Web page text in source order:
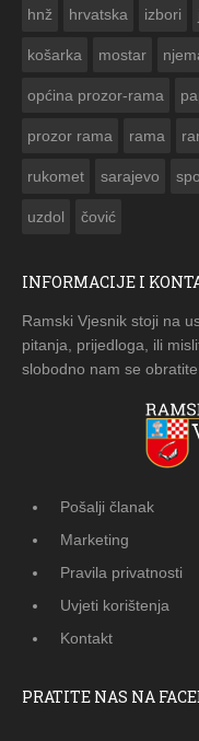
hnž hrvatska izbori
košarka mostar
općina prozor-rama
prozor rama rama
rukomet sarajevo
uzdol čović
INFORMACIJE I
Ramski Vjesnik stoji na
pitanja, prijedloga, ili
slobodno nam se
Pošalji članak
Marketing
Pravila privatnosti
Uvjeti korištenja
Kontakt
PRATITE NAS NA